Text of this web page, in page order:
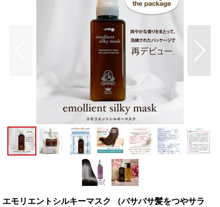
エモリエントシルキーマスク （バサバサ髪をつやサラ